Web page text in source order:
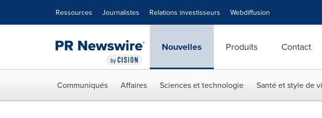
Ressources Journalistes Relations investisseurs Webdiffusion
Nouvelles Produits Contact
Communiqués Affaires Sciences et technologie Santé et style de